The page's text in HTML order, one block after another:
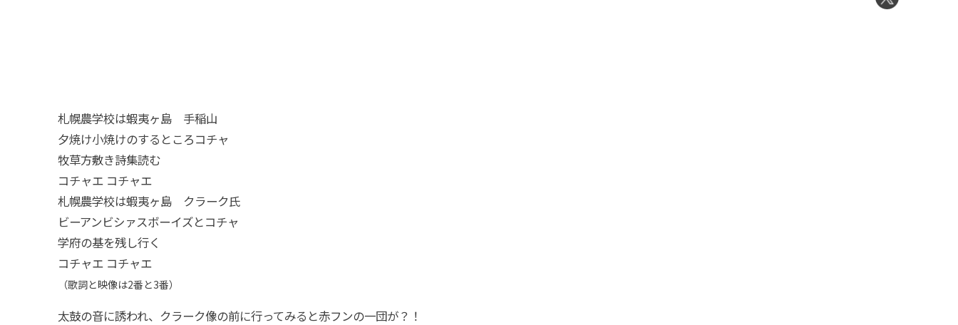
札幌農学校は蝦夷ヶ島 手稲山
夕焼け小焼けのするところコチャ
牧草方敷き詩集読む
コチャエ コチャエ
札幌農学校は蝦夷ヶ島 クラーク氏
ビーアンビシァスボーイズとコチャ
学府の基を残し行く
コチャエ コチャエ
（歌詞と映像は2番と3番）
太鼓の音に誘われ、クラーク像の前に行ってみると赤フンの一団が？！